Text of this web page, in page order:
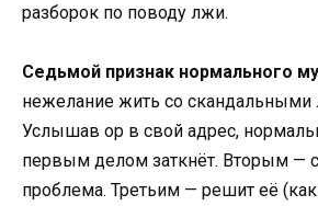
разборок по поводу лжи.
Седьмой признак нормального
нежелание жить со
Услышав ор в свой адрес,
первым делом заткнёт. Вторым —
проблема. Третьим — решит её